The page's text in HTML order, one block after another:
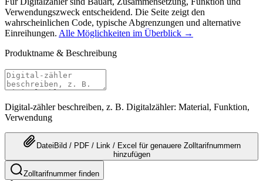
Verwendungszweck entscheidend. Die Seite zeigt den
wahrscheinlichen Code, typische Abgrenzungen und alternative
Einreihungen. Alle Möglichkeiten im Überblick →
Produktname & Beschreibung
Digital-zähler beschreiben, z. B. Digitalzähler: Material, Funktion,
Verwendung
Datei Bild / PDF / Link / Excel für genauere Zolltarifnummern
hinzufügen
Zolltarifnummer finden